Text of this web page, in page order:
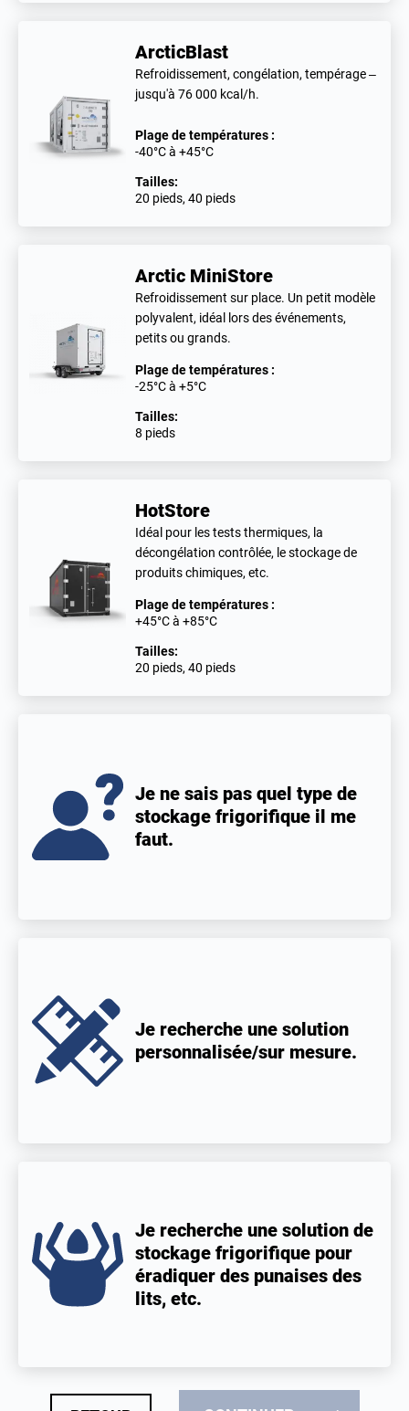
ArcticBlast
Refroidissement, congélation, tempérage –
jusqu'à 76 000 kcal/h.
Plage de températures :
-40°C à +45°C
Tailles:
20 pieds, 40 pieds
Arctic MiniStore
Refroidissement sur place. Un petit modèle
polyvalent, idéal lors des événements,
petits ou grands.
Plage de températures :
-25°C à +5°C
Tailles:
8 pieds
HotStore
Idéal pour les tests thermiques, la
décongélation contrôlée, le stockage de
produits chimiques, etc.
Plage de températures :
+45°C à +85°C
Tailles:
20 pieds, 40 pieds
Je ne sais pas quel type de
stockage frigorifique il me
faut.
Je recherche une solution
personnalisée/sur mesure.
Je recherche une solution de
stockage frigorifique pour
éradiquer des punaises des
lits, etc.